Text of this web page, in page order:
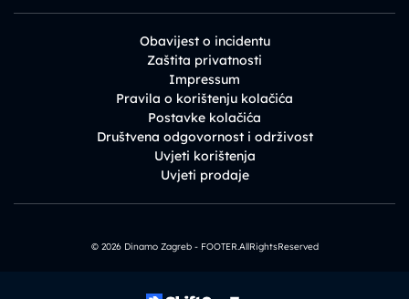
Obavijest o incidentu
Zaštita privatnosti
Impressum
Pravila o korištenju kolačića
Postavke kolačića
Društvena odgovornost i održivost
Uvjeti korištenja
Uvjeti prodaje
© 2026 Dinamo Zagreb - FOOTER.AllRightsReserved